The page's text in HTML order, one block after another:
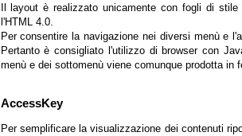
Il layout è realizzato unicamente con fogli di
l'HTML 4.0.
Per consentire la navigazione nei diversi menù e
Pertanto è consigliato l'utilizzo di browser con
menù e dei sottomenù viene comunque prodotta in
AccessKey
Per semplificare la visualizzazione dei contenuti